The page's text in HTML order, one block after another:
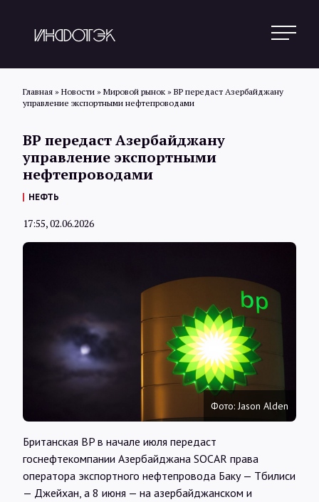
Новости
Обзоры
Интервью
Карты
О нас
@Infotek_Russia
Главная » Новости » Мировой рынок » BP передаст Азербайджану
управление экспортными нефтепроводами
BP передаст Азербайджану
управление экспортными
нефтепроводами
НЕФТЬ
17:55, 02.06.2026
Фото: Jason Alden
Британская BP в начале июля передаст
госнефтекомпании Азербайджана SOCAR права
оператора экспортного нефтепровода Баку — Тбилиси
— Джейхан, а 8 июня — на азербайджанском и